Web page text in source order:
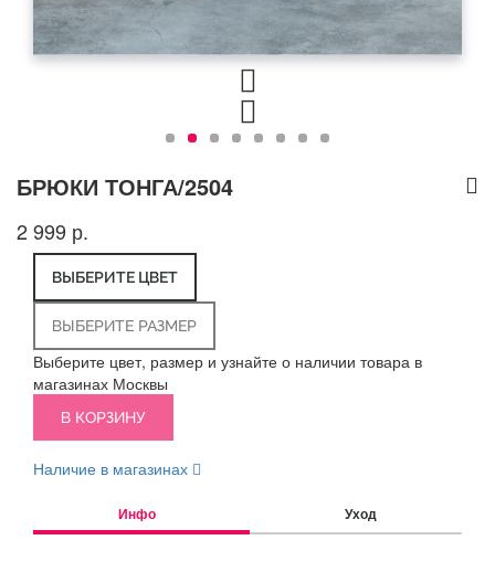
БРЮКИ ТОНГА/2504
2 999 р.
ВЫБЕРИТЕ ЦВЕТ
ВЫБЕРИТЕ РАЗМЕР
Выберите цвет, размер и узнайте о наличии товара в
магазинах Москвы
В КОРЗИНУ
Наличие в магазинах
Инфо Уход